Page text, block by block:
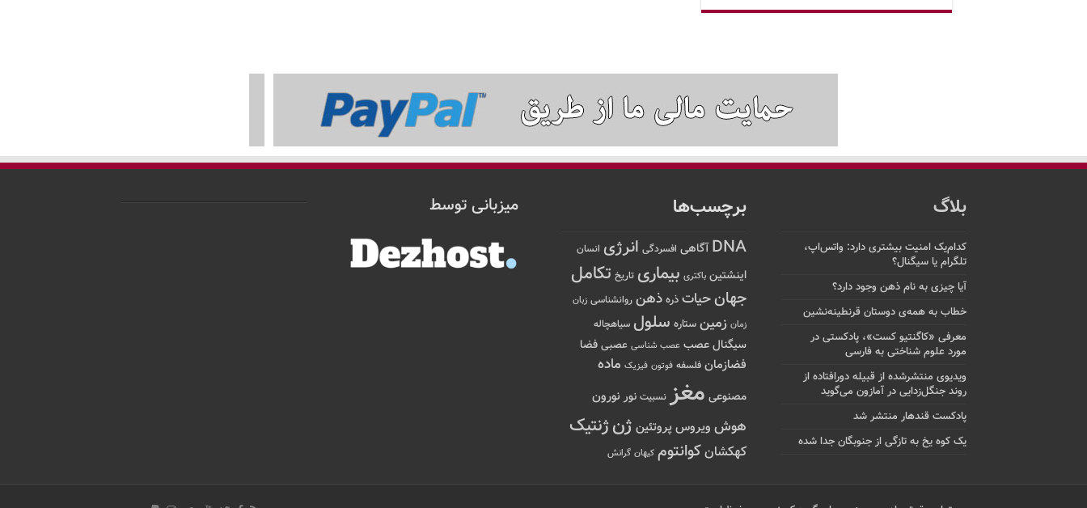
بلاگ
کدام‌یک امنیت بیشتری دارد: واتس‌اپ،
تلگرام یا سیگنال؟
آیا چیزی به نام ذهن وجود دارد؟
خطاب به همه‌ی دوستان قرنطینه‌نشین
معرفی «کاگنتیو کست»، پادکستی در
مورد علوم شناختی به فارسی
ویدیوی منتشرشده از قبیله دورافتاده‌ از
روند جنگل‌زدایی در آمازون می‌گوید
پادکست قندهار منتشر شد
یک کوه یخ به تازگی از جنوبگان جدا شده
برچسب‌ها
DNA آگاهی افسردگی انرژی انسان
اینشتین باکتری بیماری تاریخ تکامل
جهانحیات ذره ذهن روانشناسی زبان
زمان زمین ستاره سلول سیاهچاله
سیگنالعصب عصب شناسی عصبی فضا
فضازمان فلسفه فوتون فیزیک ماده
مصنوعی مغز نسبیت نور نورون
هوش ویروس پروتئین ژنژنتیک
کهکشانکوانتوم کیهان گرانش
میزبانی توسط